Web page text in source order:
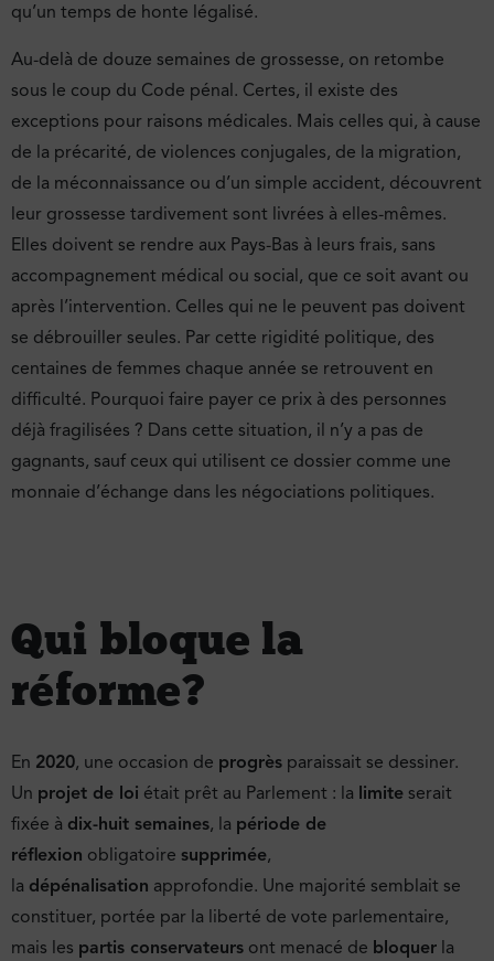
qu’un temps de honte légalisé.
Au-delà de douze semaines de grossesse, on retombe
sous le coup du Code pénal. Certes, il existe des
exceptions pour raisons médicales. Mais celles qui, à cause
de la précarité, de violences conjugales, de la migration,
de la méconnaissance ou d’un simple accident, découvrent
leur grossesse tardivement sont livrées à elles-mêmes.
Elles doivent se rendre aux Pays-Bas à leurs frais, sans
accompagnement médical ou social, que ce soit avant ou
après l’intervention. Celles qui ne le peuvent pas doivent
se débrouiller seules. Par cette rigidité politique, des
centaines de femmes chaque année se retrouvent en
difficulté. Pourquoi faire payer ce prix à des personnes
déjà fragilisées ? Dans cette situation, il n’y a pas de
gagnants, sauf ceux qui utilisent ce dossier comme une
monnaie d’échange dans les négociations politiques.
Qui bloque la
réforme ?
En 2020, une occasion de progrès paraissait se dessiner.
Un projet de loi était prêt au Parlement : la limite serait
fixée à dix-huit semaines, la période de
réflexion obligatoire supprimée,
la dépénalisation approfondie. Une majorité semblait se
constituer, portée par la liberté de vote parlementaire,
mais les partis conservateurs ont menacé de bloquer la